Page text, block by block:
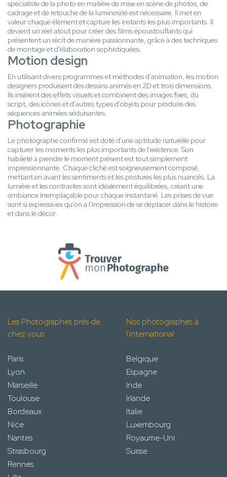
spécialiste de la photo en matière de mise en scène de photos, de
cadrage et de retouche de la luminosité est nécessaire. Il met en
valeur chaque élément et capture les instants les plus importants. Il
devient un réel atout pour créer des films époustouflants qui
présentent un récit de manière passionnante, grâce à des techniques
de montage et d'élaboration sophistiquées.
Motion design
En utilisant divers programmes et méthodes d'animation, les motion
designers produisent des dessins animés en 2D et trois dimensions.
Ils insèrent des effets visuels et combinent des images fixes, du
script, des icônes et d'autres types d'objets pour produire des
séquences animées séduisantes.
Photographie
Le photographe confirmé est doté d'une aptitude naturelle pour
capturer les moments les plus importants de l'existence. Son
habileté à prendre le moment présent est tout simplement
impressionnante. Chaque cliché est soigneusement composé,
mettant en avant les sentiments et les postures les plus nuancés. La
lumière et les contrastes sont idéalement équilibrées, créant une
ambiance irremplaçable pour chaque instantané. Les prises de vue
sont si expressives qu'on a l'impression de se déplacer dans le histoire
et dans le décor.
Les Photographes près de
chez vous
Paris
Lyon
Marseille
Toulouse
Bordeaux
Nice
Nantes
Strasbourg
Rennes
Nos photographes à
l'international
Belgique
Espagne
Inde
Irlande
Italie
Luxembourg
Royaume-Uni
Suisse